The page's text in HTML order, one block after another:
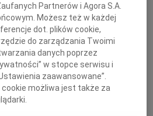
Dyrekcja i pracownicy
Samodzielnego Publicznego
Dziecięcego Szpitala Klinicznego
w Warszawie
Partnerów i Agora S.A.
Możesz też w każdej
dot. plików cookie,
do zarządzania Twoimi
danych poprzez
w stopce serwisu i
zaawansowane”.
możliwa jest także za